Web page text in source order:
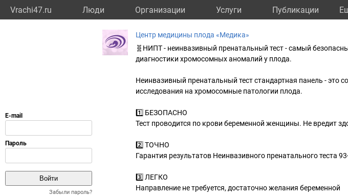
Vrachi47.ru Люди Организации Услуги Публикации
Забыли пароль?
Центр медицины плода «Медика»
🧬НИПТ - неинвазивный пренатальный тест - самый
диагностики хромосомных аномалий у плода.
Неинвазивный пренатальный тест стандартная панель - это
исследования на хромосомные патологии плода.
1️⃣ БЕЗОПАСНО
Тест проводится по крови беременной женщины. Не вредит
2️⃣ ТОЧНО
Гарантия результатов Неинвазивного пренатального теста
3️⃣ ЛЕГКО
Направление не требуется, достаточно желания беременной